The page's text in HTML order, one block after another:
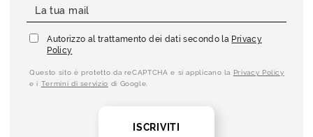
Autorizzo al trattamento dei dati secondo la Privacy
Policy
Questo sito è protetto da reCAPTCHA e si applicano la Privacy Policy
e i Termini di servizio di Google.
ISCRIVITI